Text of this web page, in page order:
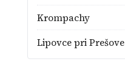
Krompachy
Lipovce pri Prešove